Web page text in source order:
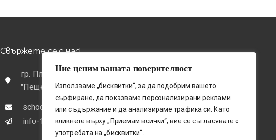
Ние ценим вашата поверителност
Използваме „бисквитки“, за да подобрим вашето
сърфиране, да показваме персонализирани реклами
или съдържание и да анализираме трафика си. Като
кликнете върху „Приемам всички“, вие се съгласявате с
употребата на „бисквитки“.
Свържете се с нас!
гр. Пловдив, пощ. код 4001, бул.
"Пещерско шосе" № 131
school@oupetleshkov.org
info-1690341@edu.mon.bg
032 / 643 673
0884 / 787772